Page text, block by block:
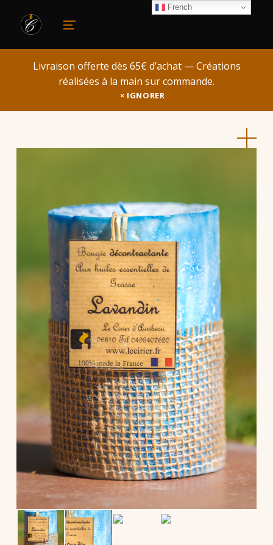
le cirierMENU
Livraison offerte dès 65€ d’achat — Créations
réalisées à la main sur commande.
IGNORER
French